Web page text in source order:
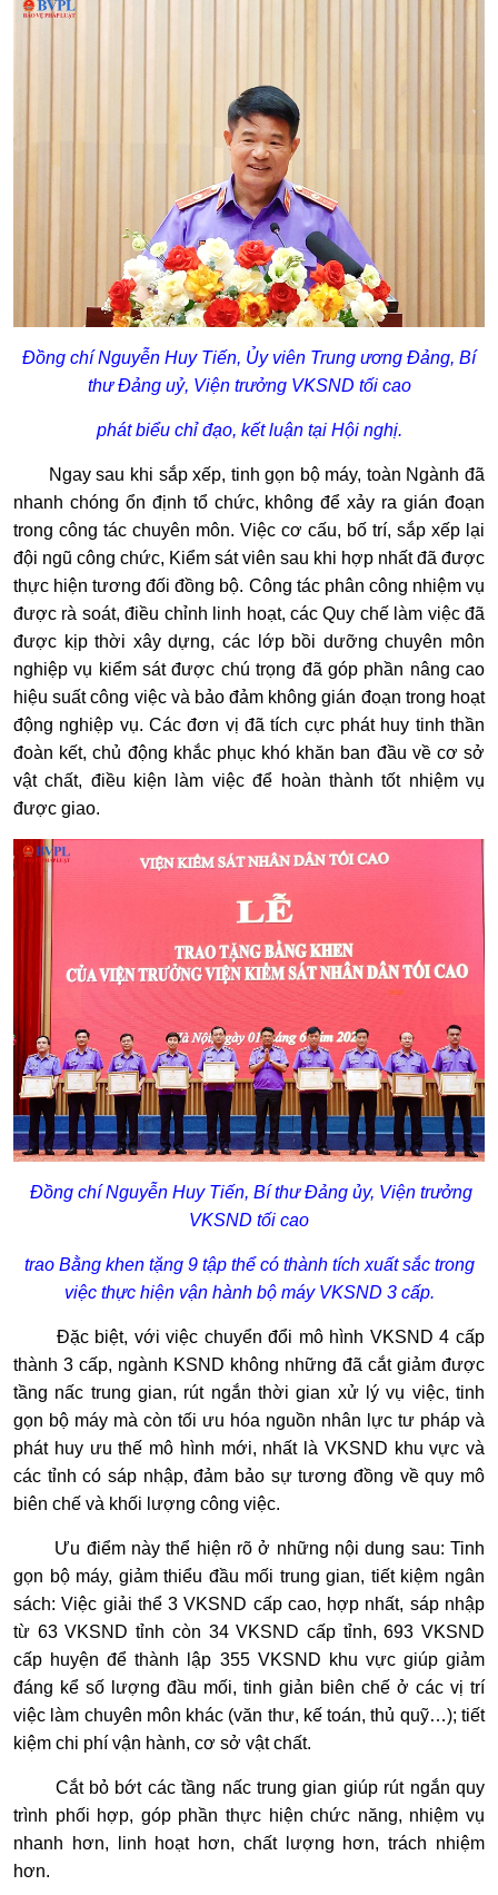
Đồng chí Nguyễn Huy Tiến, Ủy viên Trung ương Đảng, Bí
thư Đảng uỷ, Viện trưởng VKSND tối cao
phát biểu chỉ đạo, kết luận tại Hội nghị.
Ngay sau khi sắp xếp, tinh gọn bộ máy, toàn Ngành đã
nhanh chóng ổn định tổ chức, không để xảy ra gián đoạn
trong công tác chuyên môn. Việc cơ cấu, bố trí, sắp xếp lại
đội ngũ công chức, Kiểm sát viên sau khi hợp nhất đã được
thực hiện tương đối đồng bộ. Công tác phân công nhiệm vụ
được rà soát, điều chỉnh linh hoạt, các Quy chế làm việc đã
được kịp thời xây dựng, các lớp bồi dưỡng chuyên môn
nghiệp vụ kiểm sát được chú trọng đã góp phần nâng cao
hiệu suất công việc và bảo đảm không gián đoạn trong hoạt
động nghiệp vụ. Các đơn vị đã tích cực phát huy tinh thần
đoàn kết, chủ động khắc phục khó khăn ban đầu về cơ sở
vật chất, điều kiện làm việc để hoàn thành tốt nhiệm vụ
được giao.
Đồng chí Nguyễn Huy Tiến, Bí thư Đảng ủy, Viện trưởng
VKSND tối cao
trao Bằng khen tặng 9 tập thể có thành tích xuất sắc trong
việc thực hiện vận hành bộ máy VKSND 3 cấp.
Đặc biệt, với việc chuyển đổi mô hình VKSND 4 cấp
thành 3 cấp, ngành KSND không những đã cắt giảm được
tầng nấc trung gian, rút ngắn thời gian xử lý vụ việc, tinh
gọn bộ máy mà còn tối ưu hóa nguồn nhân lực tư pháp và
phát huy ưu thế mô hình mới, nhất là VKSND khu vực và
các tỉnh có sáp nhập, đảm bảo sự tương đồng về quy mô
biên chế và khối lượng công việc.
Ưu điểm này thể hiện rõ ở những nội dung sau: Tinh
gọn bộ máy, giảm thiểu đầu mối trung gian, tiết kiệm ngân
sách: Việc giải thể 3 VKSND cấp cao, hợp nhất, sáp nhập
từ 63 VKSND tỉnh còn 34 VKSND cấp tỉnh, 693 VKSND
cấp huyện để thành lập 355 VKSND khu vực giúp giảm
đáng kể số lượng đầu mối, tinh giản biên chế ở các vị trí
việc làm chuyên môn khác (văn thư, kế toán, thủ quỹ…); tiết
kiệm chi phí vận hành, cơ sở vật chất.
Cắt bỏ bớt các tầng nấc trung gian giúp rút ngắn quy
trình phối hợp, góp phần thực hiện chức năng, nhiệm vụ
nhanh hơn, linh hoạt hơn, chất lượng hơn, trách nhiệm
hơn.